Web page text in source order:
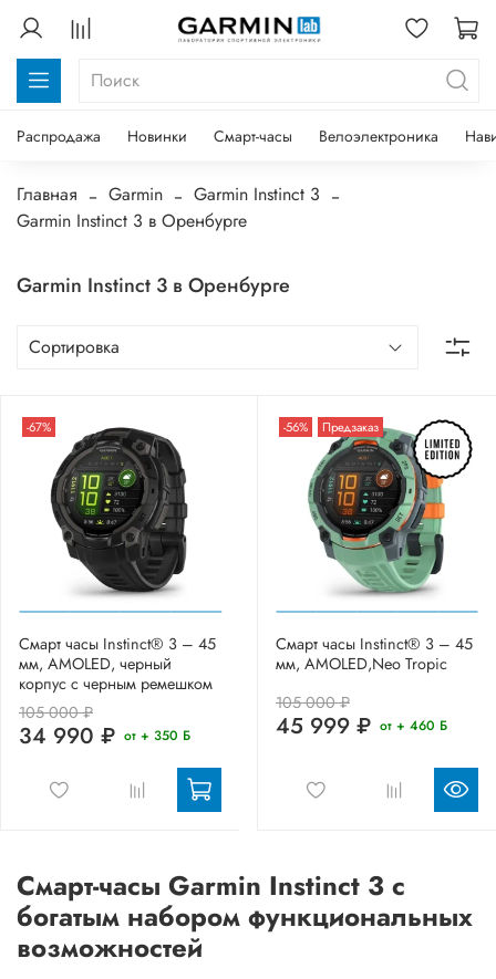
Распродажа Новинки Смарт-часы Велоэлектроника
Главная Garmin
Garmin Instinct 3
Garmin Instinct 3 в Оренбурге
Garmin Instinct 3 в Оренбурге
-67%
Смарт часы Instinct® 3 – 45
мм, AMOLED, черный
корпус с черным ремешком
105 000 ₽
34 990 ₽ от + 350 Б
-56% Предзаказ
Смарт часы Instinct® 3 – 45
мм, AMOLED,Neo Tropic
105 000 ₽
45 999 ₽ от + 460 Б
Смарт-часы Garmin Instinct 3 с
богатым набором функциональных
возможностей